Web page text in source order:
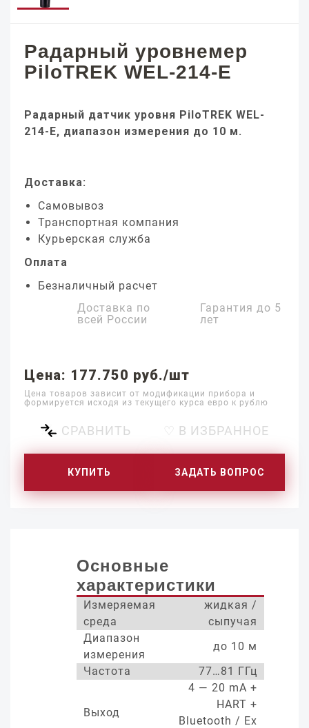
Радарный уровнемер
PiloTREK WEL-214-E
Радарный датчик уровня PiloTREK WEL-
214-E, диапазон измерения до 10 м.
Доставка:
Самовывоз
Транспортная компания
Курьерская служба
Оплата
Безналичный расчет
Доставка по
всей России
Гарантия до 5
лет
Цена: 177.750 руб./шт
Цена товаров зависит от модификации прибора и
формируется исходя из текущего курса евро к рублю
СРАВНИТЬ ♡ В ИЗБРАННОЕ
КУПИТЬ ЗАДАТЬ ВОПРОС
Основные
характеристики
Измеряемая
среда
жидкая /
сыпучая
Диапазон
измерения
до 10 м
Частота
77…81 ГГц
Выход
4 — 20 mA +
HART +
Bluetooth / Ex